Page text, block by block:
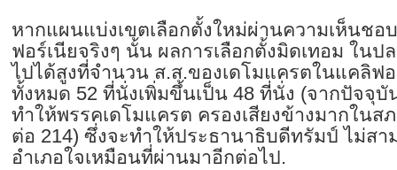
หากแผนแบ่งเขตเลือกตั้งใหม่ผ่านความเห็นช
ฟอร์เนียจริงๆ นั้น ผลการเลือกตั้งมิดเทอม ในป
ไปได้สูงที่จำนวน ส.ส.ของเดโมแครตในแคลิฟ
ทั้งหมด 52 ที่นั่งเพิ่มขึ้นเป็น 48 ที่นั่ง (จากปัจจุ
ทำให้พรรคเดโมแครต ครองเสียงข้างมากในส
ต่อ 214) ซึ่งจะทำให้ประธานาธิบดีทรัมป์ ไม่สา
อำเภอใจเหมือนที่ผ่านมาอีกต่อไป.